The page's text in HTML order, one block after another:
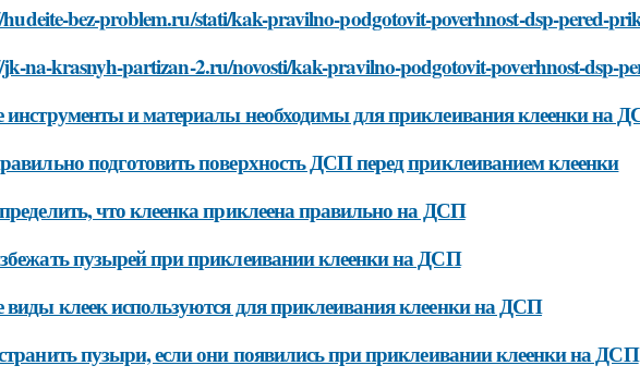
bez-problem.ru/stati/kak-pravilno-podgotovit-poverhnost-dsp-pered-
na-krasnyh-partizan-2.ru/novosti/kak-pravilno-podgotovit-poverhnost-dsp-
инструменты и материалы необходимы для приклеивания клеенки на
подготовить поверхность ДСП перед приклеиванием клеенки
что клеенка приклеена правильно на ДСП
пузырей при приклеивании клеенки на ДСП
виды клеек используются для приклеивания клеенки на ДСП
пузыри, если они появились при приклеивании клеенки на ДСП